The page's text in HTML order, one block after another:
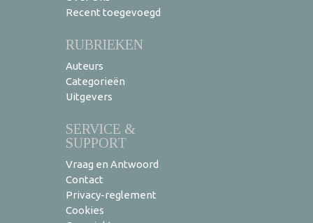
Recent toegevoegd
RUBRIEKEN
Auteurs
Categorieën
Uitgevers
SERVICE &
SUPPORT
Vraag en Antwoord
Contact
Privacy-reglement
Cookies